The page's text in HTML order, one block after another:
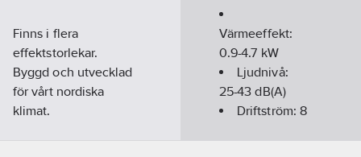
Finns i flera
effektstorlekar.
Byggd och utvecklad
för vårt nordiska
klimat.
Värmeeffekt:
0.9-4.7 kW
Ljudnivå:
25-43 dB(A)
Driftström: 8